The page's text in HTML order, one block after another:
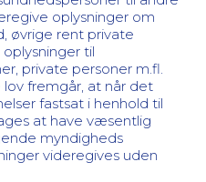
oplysninger om
øvrige rent private
til
private personer m.fl.
lov fremgår, at når det
fastsat i henhold til
at have væsentlig
myndigheds
videregives uden